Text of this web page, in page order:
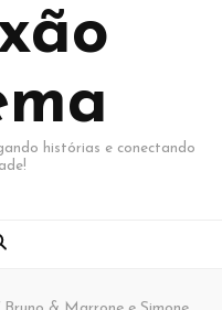
histórias e conectando